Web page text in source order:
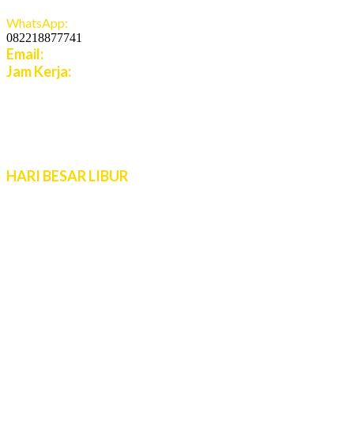
WhatsApp:
082218877741
Email:
Jam Kerja:
HARI BESAR LIBUR